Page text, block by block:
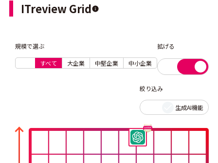
ITreview Grid
規模で選ぶ
すべて 大企業 中堅企業 中小企業
拡げる
絞り込み
生成AI機能